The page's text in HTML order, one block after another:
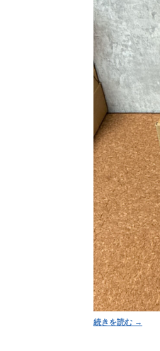
続きを読む →